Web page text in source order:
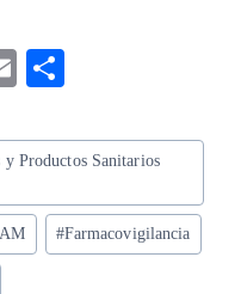
E
ai re
y Productos Sanitarios
#Farmacovigilancia